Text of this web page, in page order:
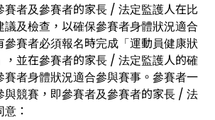
賽者及參賽者的家長 / 法定監護人在比
議及檢查，以確保參賽者身體狀況適合
參賽者必須報名時完成「運動員健康狀
，並在參賽者的家長 / 法定監護人的確
賽者身體狀況適合參與賽事。參賽者一
與競賽，即參賽者及參賽者的家長 / 法
：